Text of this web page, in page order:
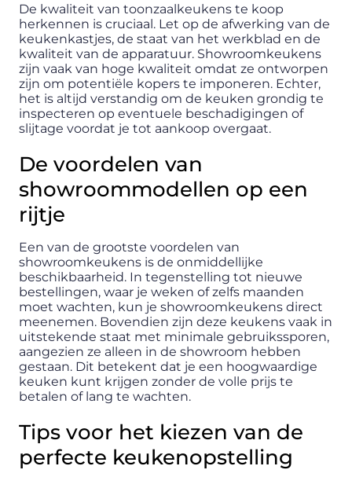
De kwaliteit van toonzaalkeukens te koop
herkennen is cruciaal. Let op de afwerking van de
keukenkastjes, de staat van het werkblad en de
kwaliteit van de apparatuur. Showroomkeukens
zijn vaak van hoge kwaliteit omdat ze ontworpen
zijn om potentiële kopers te imponeren. Echter,
het is altijd verstandig om de keuken grondig te
inspecteren op eventuele beschadigingen of
slijtage voordat je tot aankoop overgaat.
De voordelen van
showroommodellen op een
rijtje
Een van de grootste voordelen van
showroomkeukens is de onmiddellijke
beschikbaarheid. In tegenstelling tot nieuwe
bestellingen, waar je weken of zelfs maanden
moet wachten, kun je showroomkeukens direct
meenemen. Bovendien zijn deze keukens vaak in
uitstekende staat met minimale gebruikssporen,
aangezien ze alleen in de showroom hebben
gestaan. Dit betekent dat je een hoogwaardige
keuken kunt krijgen zonder de volle prijs te
betalen of lang te wachten.
Tips voor het kiezen van de
perfecte keukenopstelling